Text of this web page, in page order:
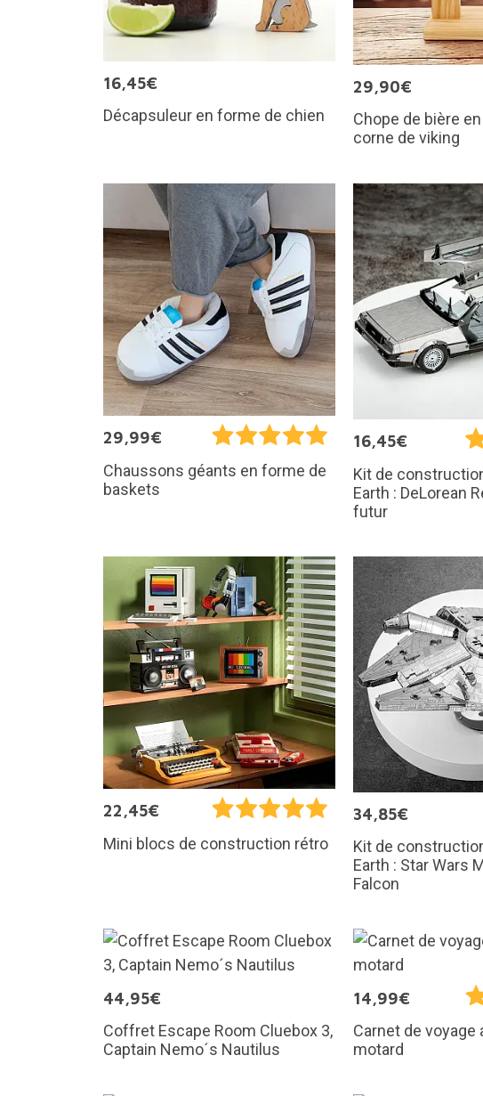
16,45€
Décapsuleur en forme de chien
29,90€
Chope de bière
corne de viking
29,99€
Chaussons géants en forme de
baskets
16,45€
Kit de
Earth : DeLorean
futur
22,45€
Mini blocs de construction rétro
34,85€
Kit de
Earth : Star Wars
Falcon
44,95€
Coffret Escape Room Cluebox 3,
Captain Nemo´s Nautilus
14,99€
Carnet de voyage
motard